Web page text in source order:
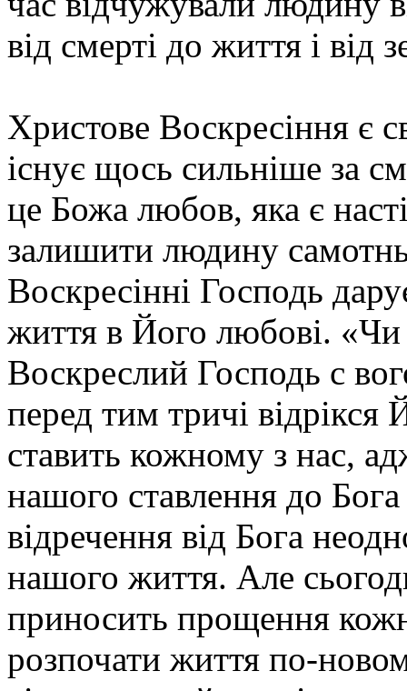
від смерті до життя і від
Христове Воскресіння є
існує щось сильніше за
це Божа любов, яка є
залишити людину
Воскресінні Господь
життя в Його любові.
Воскреслий Господь c
перед тим тричі відрікся
ставить кожному з нас,
нашого ставлення до
відречення від Бога
нашого життя. Але
приносить прощення
розпочати життя по-